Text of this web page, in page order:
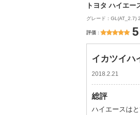
トヨタ ハイエー
グレード：GL(AT_2.7)
評価 5
イカツイハ
2018.2.21
総評
ハイエースは